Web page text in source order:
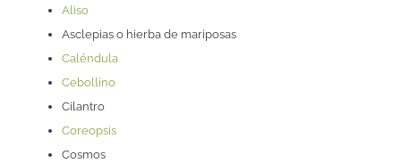
Aliso
Asclepias o hierba de mariposas
Caléndula
Cebollíno
Cilantro
Coreopsis
Cosmos